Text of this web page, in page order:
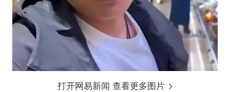
打开网易新闻 查看更多图片